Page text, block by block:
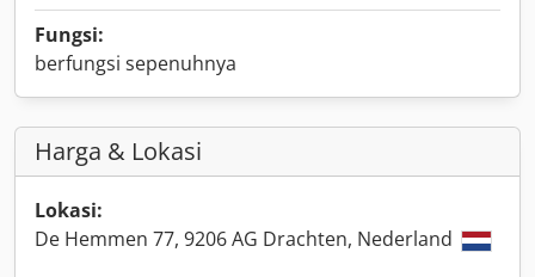
Fungsi:
berfungsi sepenuhnya
Harga & Lokasi
Lokasi:
De Hemmen 77, 9206 AG Drachten, Nederland